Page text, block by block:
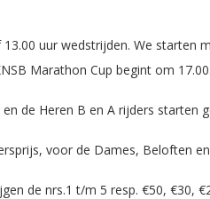
uur wedstrijden. We
Marathon Cup begint om
de Heren B en A rijders starten
voor de Dames, Beloften
de nrs.1 t/m 5 resp. €50, €30,